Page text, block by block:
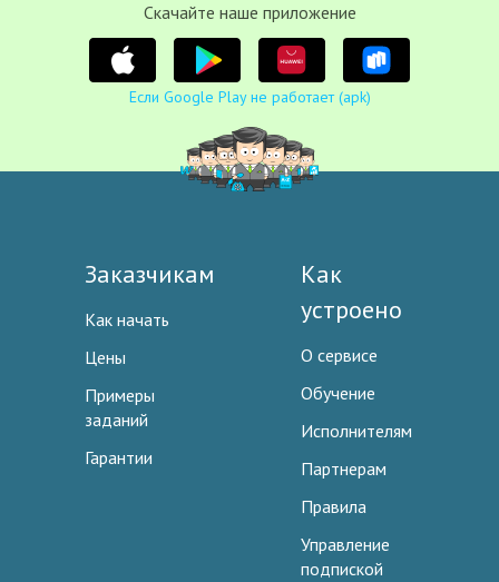
Cкачайте наше приложение
Если Google Play не работает (apk)
Заказчикам
Как начать
Цены
Примеры
заданий
Гарантии
Как
устроено
О сервисе
Обучение
Исполнителям
Партнерам
Правила
Управление
подпиской